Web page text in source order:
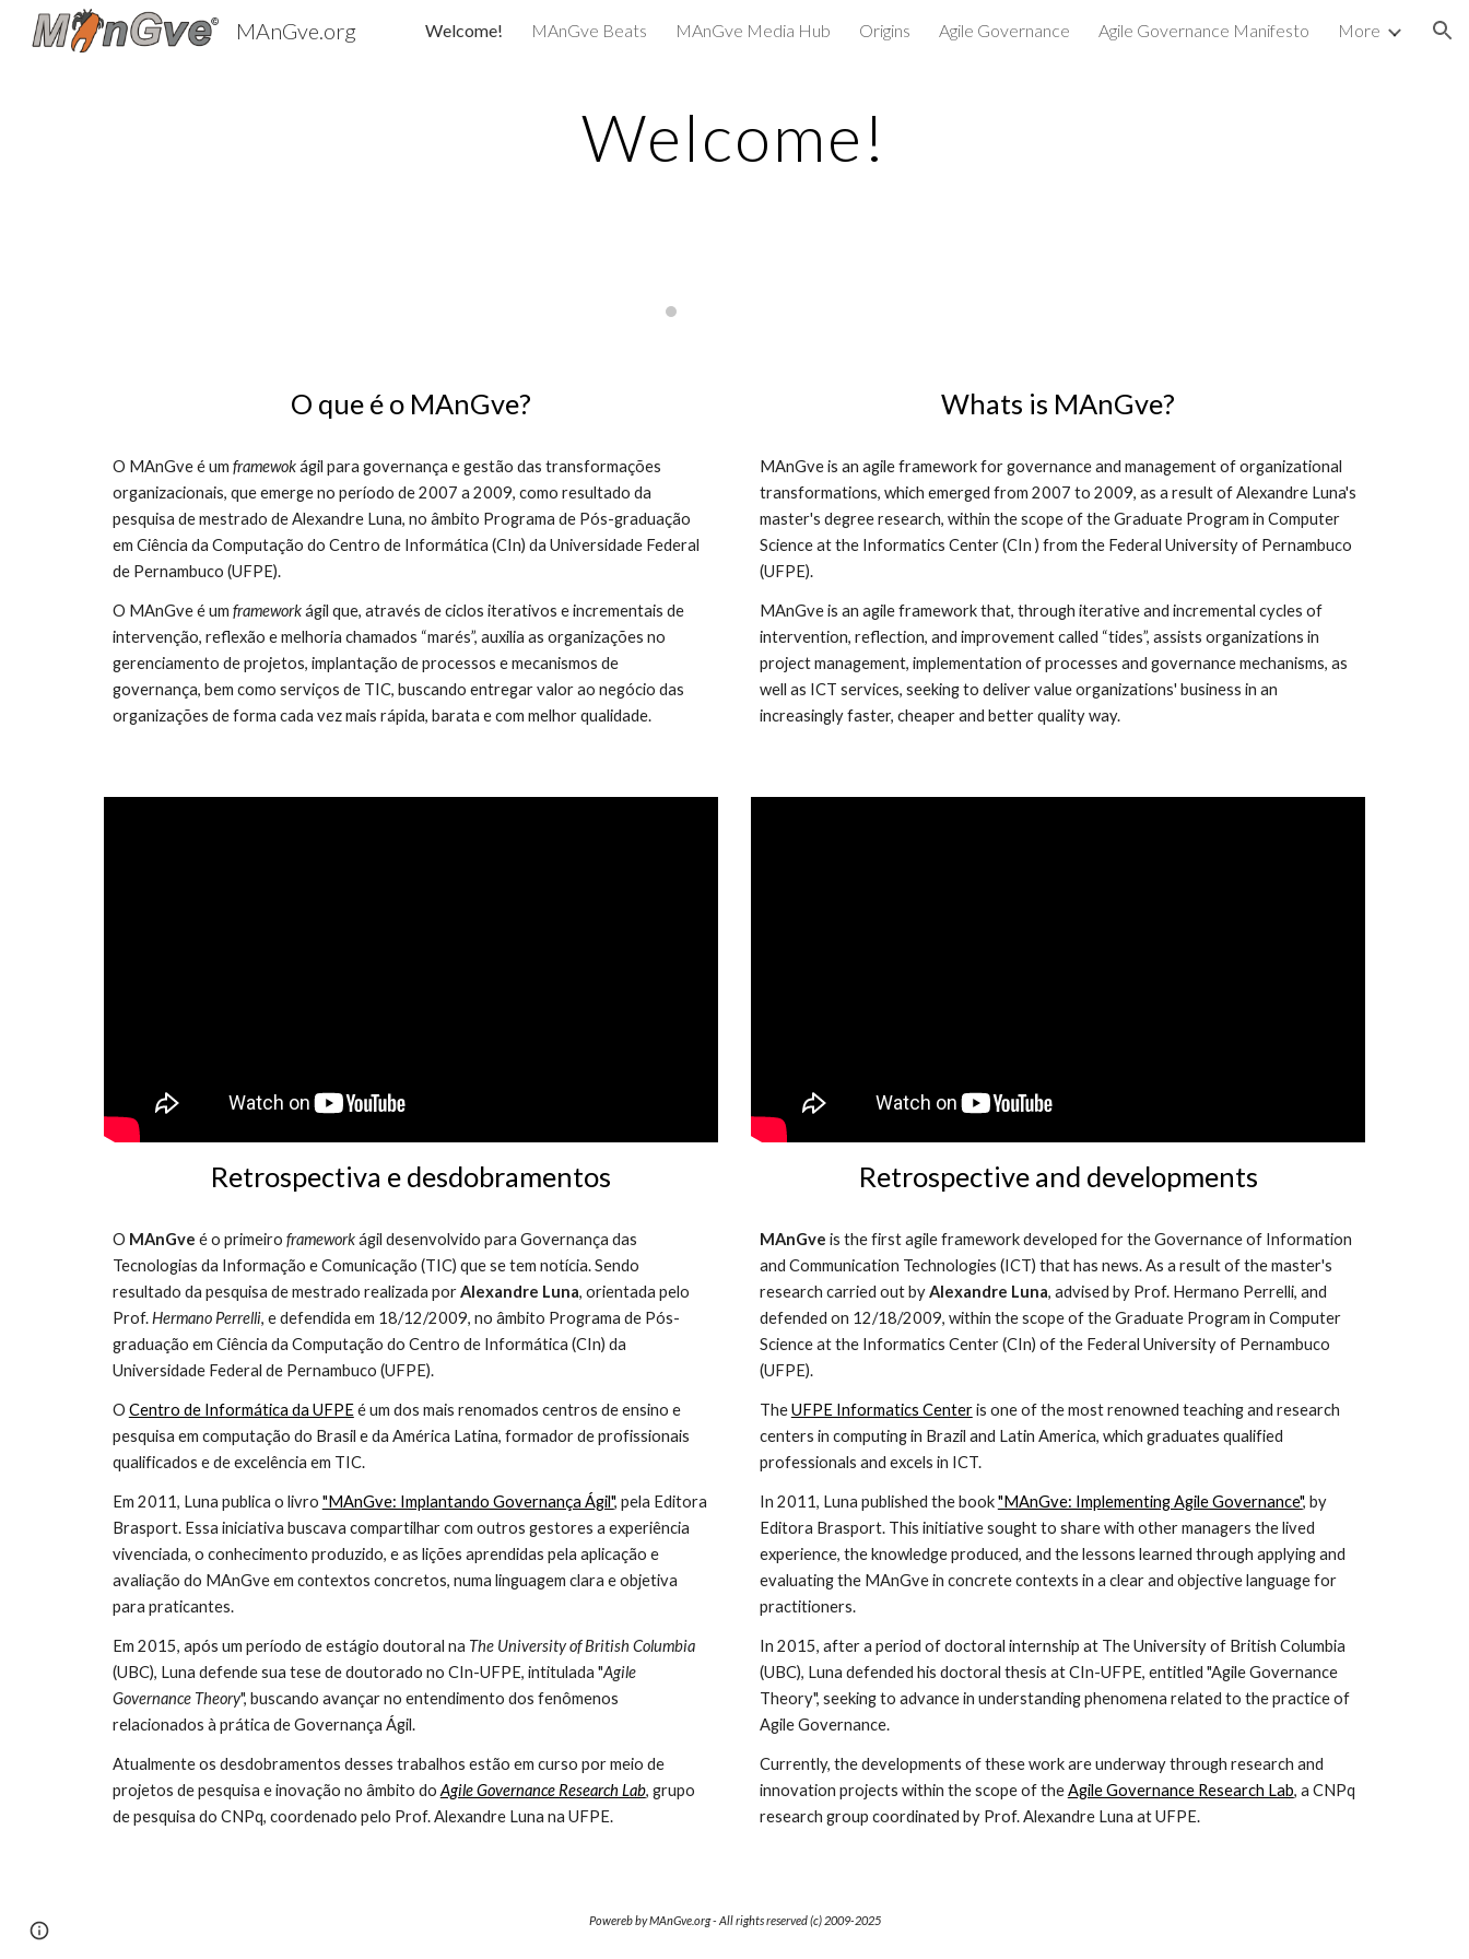
Skip to main content Skip to navigation
MAnGve.org Welcome! MAnGve Beats MAnGve Media Hub Origins Agile Governance Agile Governance Manifesto More
Welcome!
O que é o MAnGve?
O MAnGve é um framewok ágil para governança e gestão das transformações
organizacionais, que emerge no período de 2007 a 2009, como resultado da
pesquisa de mestrado de Alexandre Luna, no âmbito Programa de Pós-graduação
em Ciência da Computação do Centro de Informática (CIn) da Universidade Federal
de Pernambuco (UFPE).
O MAnGve é um framework ágil que, através de ciclos iterativos e incrementais de
intervenção, reflexão e melhoria chamados “marés”, auxilia as organizações no
gerenciamento de projetos, implantação de processos e mecanismos de
governança, bem como serviços de TIC, buscando entregar valor ao negócio das
organizações de forma cada vez mais rápida, barata e com melhor qualidade.
Whats is MAnGve?
MAnGve is an agile framework for governance and management of organizational
transformations, which emerged from 2007 to 2009, as a result of Alexandre Luna's
master's degree research, within the scope of the Graduate Program in Computer
Science at the Informatics Center (CIn ) from the Federal University of Pernambuco
(UFPE).
MAnGve is an agile framework that, through iterative and incremental cycles of
intervention, reflection, and improvement called “tides”, assists organizations in
project management, implementation of processes and governance mechanisms, as
well as ICT services, seeking to deliver value organizations' business in an
increasingly faster, cheaper and better quality way.
Retrospectiva e desdobramentos
O MAnGve é o primeiro framework ágil desenvolvido para Governança das
Tecnologias da Informação e Comunicação (TIC) que se tem notícia. Sendo
resultado da pesquisa de mestrado realizada por Alexandre Luna, orientada pelo
Prof. Hermano Perrelli, e defendida em 18/12/2009, no âmbito Programa de Pós-
graduação em Ciência da Computação do Centro de Informática (CIn) da
Universidade Federal de Pernambuco (UFPE).
O Centro de Informática da UFPE é um dos mais renomados centros de ensino e
pesquisa em computação do Brasil e da América Latina, formador de profissionais
qualificados e de excelência em TIC.
Em 2011, Luna publica o livro "MAnGve: Implantando Governança Ágil", pela Editora
Brasport. Essa iniciativa buscava compartilhar com outros gestores a experiência
vivenciada, o conhecimento produzido, e as lições aprendidas pela aplicação e
avaliação do MAnGve em contextos concretos, numa linguagem clara e objetiva
para praticantes.
Em 2015, após um período de estágio doutoral na The University of British Columbia
(UBC), Luna defende sua tese de doutorado no CIn-UFPE, intitulada "Agile
Governance Theory", buscando avançar no entendimento dos fenômenos
relacionados à prática de Governança Ágil.
Atualmente os desdobramentos desses trabalhos estão em curso por meio de
projetos de pesquisa e inovação no âmbito do Agile Governance Research Lab, grupo
de pesquisa do CNPq, coordenado pelo Prof. Alexandre Luna na UFPE.
Retrospective and developments
MAnGve is the first agile framework developed for the Governance of Information
and Communication Technologies (ICT) that has news. As a result of the master's
research carried out by Alexandre Luna, advised by Prof. Hermano Perrelli, and
defended on 12/18/2009, within the scope of the Graduate Program in Computer
Science at the Informatics Center (CIn) of the Federal University of Pernambuco
(UFPE).
The UFPE Informatics Center is one of the most renowned teaching and research
centers in computing in Brazil and Latin America, which graduates qualified
professionals and excels in ICT.
In 2011, Luna published the book "MAnGve: Implementing Agile Governance", by
Editora Brasport. This initiative sought to share with other managers the lived
experience, the knowledge produced, and the lessons learned through applying and
evaluating the MAnGve in concrete contexts in a clear and objective language for
practitioners.
In 2015, after a period of doctoral internship at The University of British Columbia
(UBC), Luna defended his doctoral thesis at CIn-UFPE, entitled "Agile Governance
Theory", seeking to advance in understanding phenomena related to the practice of
Agile Governance.
Currently, the developments of these work are underway through research and
innovation projects within the scope of the Agile Governance Research Lab, a CNPq
research group coordinated by Prof. Alexandre Luna at UFPE.
Powereb by MAnGve.org - All rights reserved (c) 2009-2025